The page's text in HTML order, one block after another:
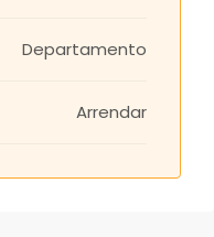
Departamento
Arrendar